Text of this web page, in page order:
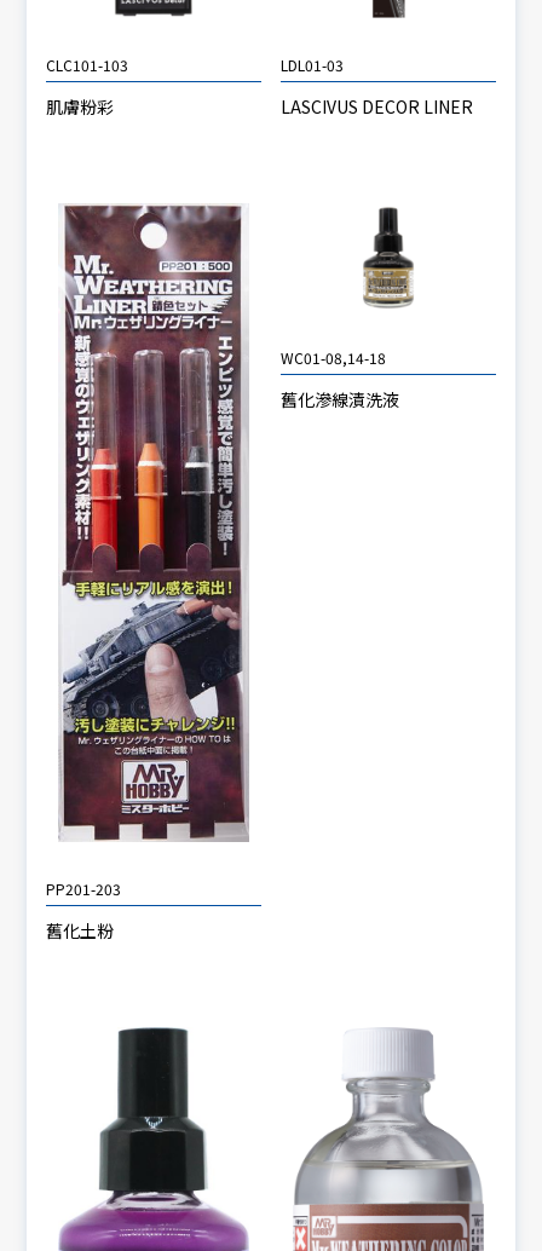
CLC101-103
肌膚粉彩
LDL01-03
LASCIVUS DECOR LINER
PP201-203
舊化土粉
WC01-08,14-18
舊化滲線漬洗液